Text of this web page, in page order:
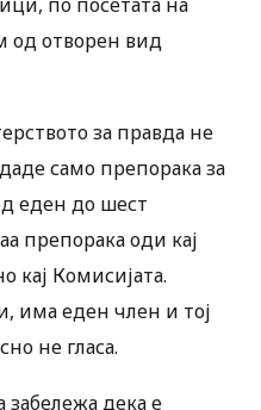
од отворен вид
за правда не
само препорака за
еден до шест
препорака оди кај
кај Комисијата.
има еден член и тој
не гласа.
дека е